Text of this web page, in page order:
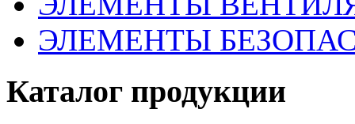
ЭЛЕМЕНТЫ
Каталог продукции